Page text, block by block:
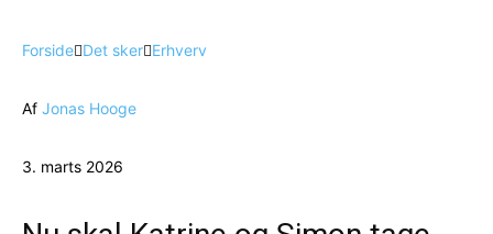
Forside Det sker Erhverv
Af Jonas Hooge
3. marts 2026